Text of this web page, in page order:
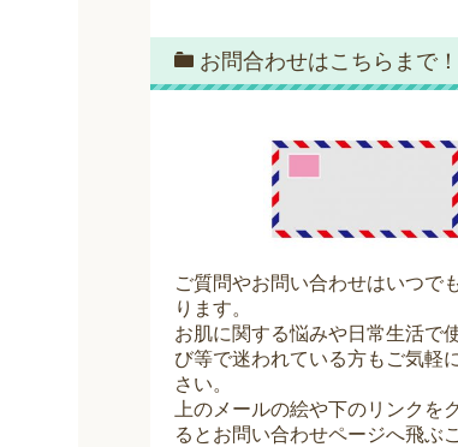
お問合わせはこちらまで！
ご質問やお問い合わせはいつで
ります。
お肌に関する悩みや日常生活で
び等で迷われている方もご気軽
さい。
上のメールの絵や下のリンクを
るとお問い合わせページへ飛ぶ